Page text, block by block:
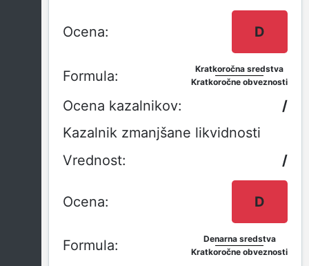
D
Kratkoročna sredstva
Kratkoročne obveznosti
/
Kazalnik zmanjšane likvidnosti
/
D
Denarna sredstva
Kratkoročne obveznosti